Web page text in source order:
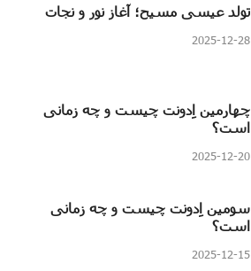
تولد عیسی مسیح؛ آغاز نور و نجات
2025-12-28
چهارمین اِدونت چیست و چه زمانی
است؟
2025-12-20
سومین اِدونت چیست و چه زمانی
است؟
2025-12-15